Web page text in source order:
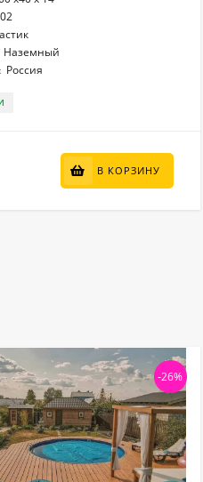
Наземный
Россия
В КОРЗИНУ
-26%